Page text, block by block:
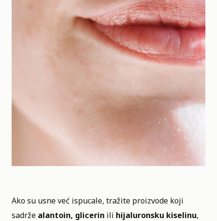
Ako su usne već ispucale, tražite proizvode koji
sadrže alantoin, glicerin ili hijaluronsku kiselinu,